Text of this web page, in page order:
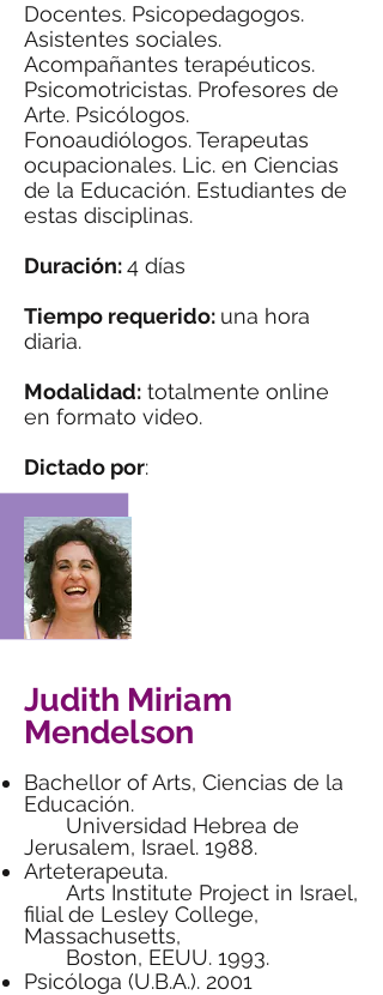
Docentes. Psicopedagogos.
Asistentes sociales.
Acompañantes terapéuticos.
Psicomotricistas. Profesores de
Arte. Psicólogos.
Fonoaudiólogos. Terapeutas
ocupacionales. Lic. en Ciencias
de la Educación. Estudiantes de
estas disciplinas.
Duración:4 días
Tiempo requerido: una hora
diaria.
Modalidad: totalmente online
en formato video.
Dictado por:
Judith Miriam
Mendelson
Bachellor of Arts, Ciencias de la
Educación.
Universidad Hebrea de
Jerusalem, Israel. 1988.
Arteterapeuta.
Arts Institute Project in Israel,
filial de Lesley College,
Massachusetts,
Boston, EEUU. 1993.
Psicóloga (U.B.A.). 2001